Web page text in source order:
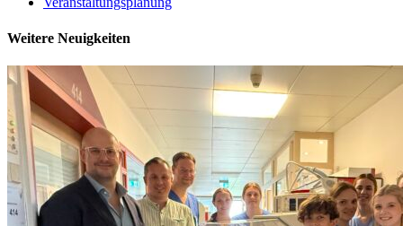
Weitere Neuigkeiten